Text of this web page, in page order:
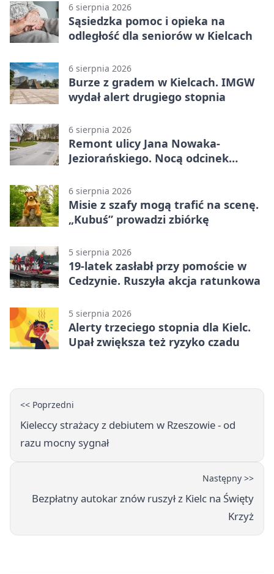
6 sierpnia 2026
Sąsiedzka pomoc i opieka na
odległość dla seniorów w Kielcach
6 sierpnia 2026
Burze z gradem w Kielcach. IMGW
wydał alert drugiego stopnia
6 sierpnia 2026
Remont ulicy Jana Nowaka-
Jeziorańskiego. Nocą odcinek
6 sierpnia 2026
Misie z szafy mogą trafić na scenę.
„Kubuś” prowadzi zbiórkę
5 sierpnia 2026
19-latek zasłabł przy pomoście w
Cedzynie. Ruszyła akcja ratunkowa
5 sierpnia 2026
Alerty trzeciego stopnia dla Kielc.
Upał zwiększa też ryzyko czadu
<< Poprzedni
Kieleccy strażacy z debiutem w Rzeszowie - od
razu mocny sygnał
Następny >>
Bezpłatny autokar znów ruszył z Kielc na Święty
Krzyż